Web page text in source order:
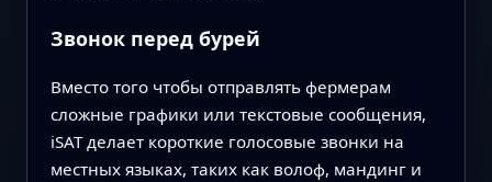
Звонок перед бурей
Вместо того чтобы отправлять фермерам
сложные графики или текстовые сообщения,
iSAT делает короткие голосовые звонки на
местных языках, таких как волоф, мандинг и